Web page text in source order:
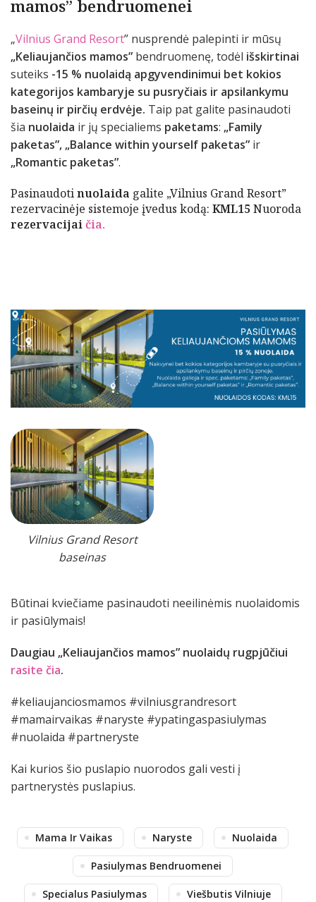
mamos” bendruomenei
„Vilnius Grand Resort” nusprendė palepinti ir mūsų
„Keliaujančios mamos” bendruomenę, todėl išskirtinai
suteiks -15 % nuolaidą apgyvendinimui bet kokios
kategorijos kambaryje su pusryčiais ir apsilankymu
baseinų ir pirčių erdvėje. Taip pat galite pasinaudoti
šia nuolaida ir jų specialiems paketams: „Family
paketas”, „Balance within yourself paketas” ir
„Romantic paketas”.
Pasinaudotinuolaida galite „Vilnius Grand Resort”
rezervacinėje sistemoje įvedus kodą: KML15 Nuoroda
rezervacijaičia.
Vilnius Grand Resort
baseinas
Būtinai kviečiame pasinaudoti neeilinėmis nuolaidomis
ir pasiūlymais!
Daugiau „Keliaujančios mamos” nuolaidų rugpjūčiui
rasite čia.
#keliaujanciosmamos #vilniusgrandresort
#mamairvaikas #naryste #ypatingaspasiulymas
#nuolaida #partneryste
Kai kurios šio puslapio nuorodos gali vesti į
partnerystės puslapius.
Mama Ir Vaikas Naryste Nuolaida
Pasiulymas Bendruomenei
Specialus Pasiulymas Viešbutis Vilniuje